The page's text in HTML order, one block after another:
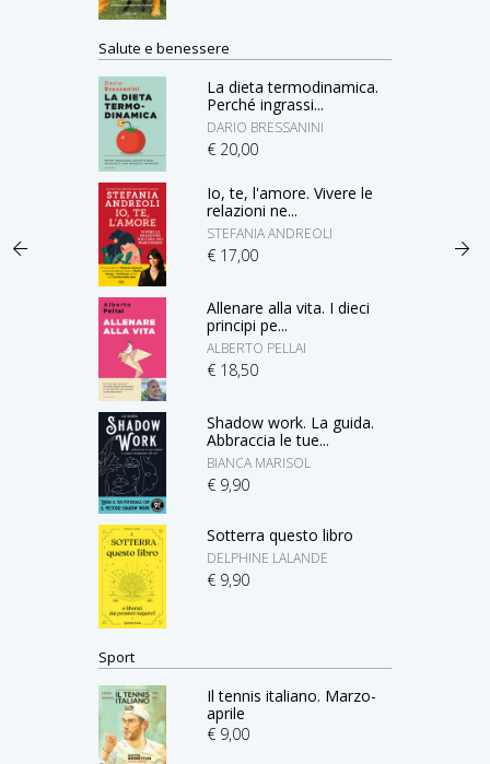
Salute e benessere
La dieta termodinamica.
Perché ingrassi...
DARIO BRESSANINI
€ 20,00
Io, te, l'amore. Vivere le
relazioni ne...
STEFANIA ANDREOLI
€ 17,00
Allenare alla vita. I dieci
principi pe...
ALBERTO PELLAI
€ 18,50
Shadow work. La guida.
Abbraccia le tue...
BIANCA MARISOL
€ 9,90
Sotterra questo libro
DELPHINE LALANDE
€ 9,90
Sport
Il tennis italiano. Marzo-
aprile
€ 9,00